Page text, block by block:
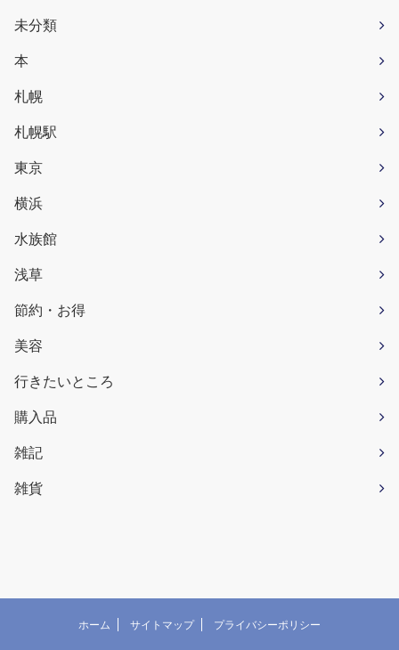
未分類
本
札幌
札幌駅
東京
横浜
水族館
浅草
節約・お得
美容
行きたいところ
購入品
雑記
雑貨
ホーム サイトマップ プライバシーポリシー